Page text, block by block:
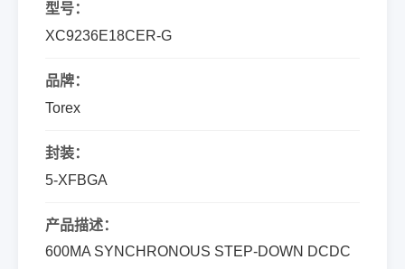
型号：
XC9236E18CER-G
品牌：
Torex
封装：
5-XFBGA
产品描述：
600MA SYNCHRONOUS STEP-DOWN DCDC